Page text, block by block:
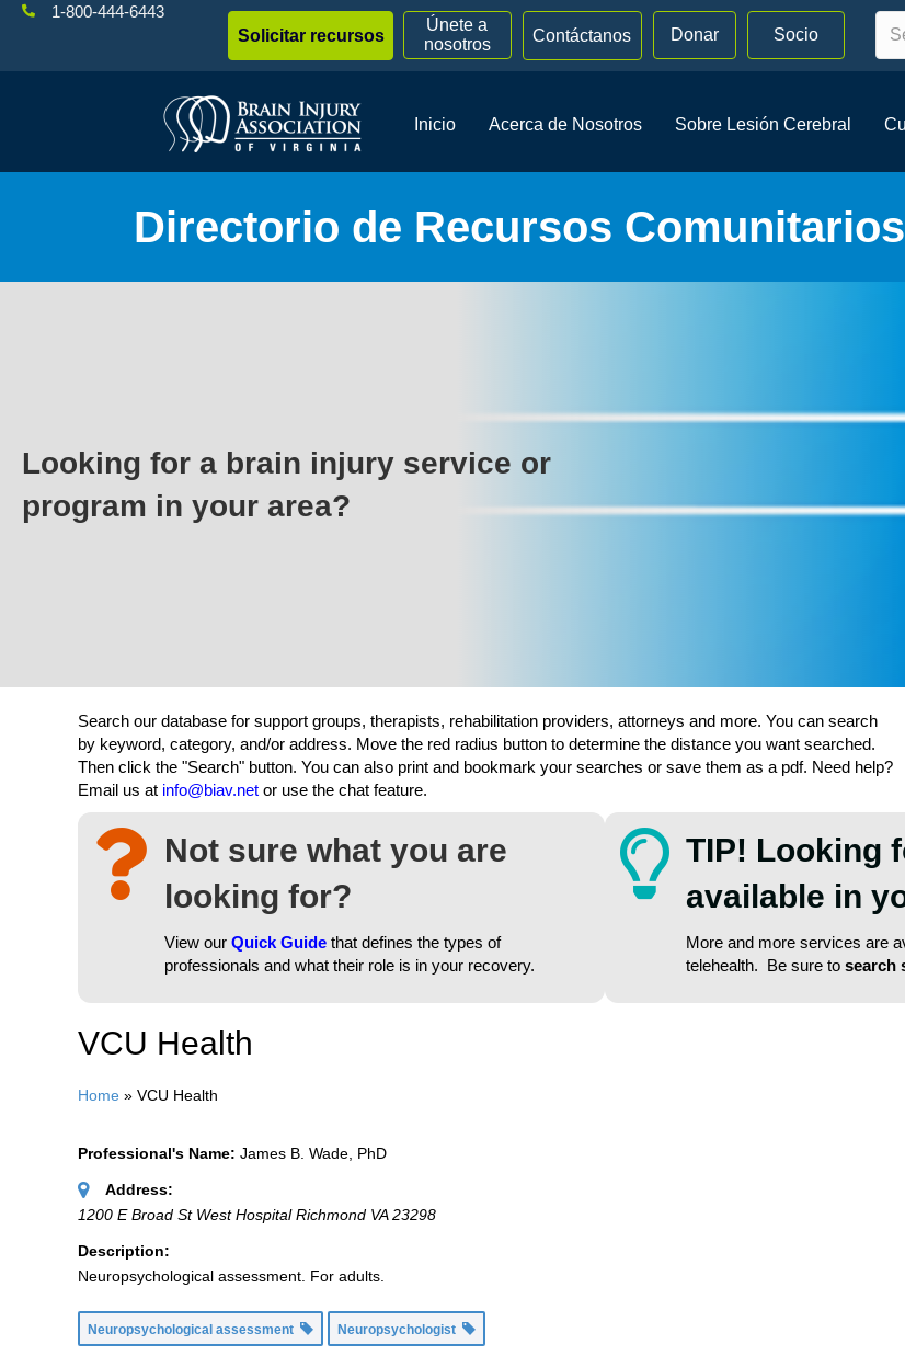
1-800-444-6443
Solicitar recursos
Únete a
nosotros
Contáctanos Donar Socio
Inicio Acerca de Nosotros Sobre Lesión Cerebral
Directorio de Recursos Comunitarios
Looking for a brain injury service or
program in your area?
Search our database for support groups, therapists, rehabilitation providers, attorneys and more. You can search
by keyword, category, and/or address. Move the red radius button to determine the distance you want searched.
Then click the "Search" button. You can also print and bookmark your searches or save them as a pdf. Need help?
Email us at info@biav.net or use the chat feature.
Not sure what you are
looking for?
View our Quick Guide that defines the types of
professionals and what their role is in your recovery.
TIP! Looking
available in
More and more services are
telehealth. Be sure to search
VCU Health
Home » VCU Health
Professional's Name: James B. Wade, PhD
Address:
1200 E Broad St West Hospital Richmond VA 23298
Description:
Neuropsychological assessment. For adults.
Neuropsychological assessment Neuropsychologist